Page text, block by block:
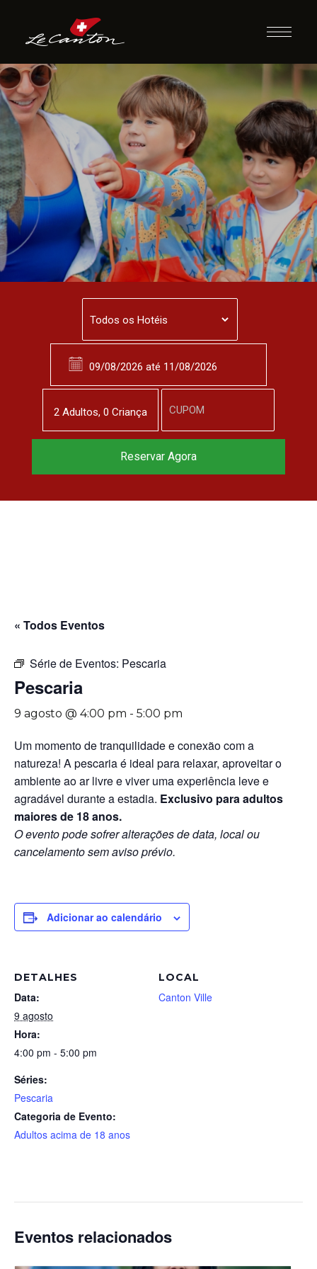
Pescaria
« Todos Eventos
Série de Eventos: Pescaria
Pescaria
9 agosto @ 4:00 pm - 5:00 pm
Um momento de tranquilidade e conexão com a
natureza! A pescaria é ideal para relaxar, aproveitar o
ambiente ao ar livre e viver uma experiência leve e
agradável durante a estadia. Exclusivo para adultos
maiores de 18 anos.
O evento pode sofrer alterações de data, local ou
cancelamento sem aviso prévio.
Adicionar ao calendário
DETALHES
Data:
9 agosto
Hora:
4:00 pm - 5:00 pm
Séries:
Pescaria
Categoria de Evento:
Adultos acima de 18 anos
LOCAL
Canton Ville
Eventos relacionados
2 Adultos, 0 Criança
Reserve agora, com
Reservar Agora